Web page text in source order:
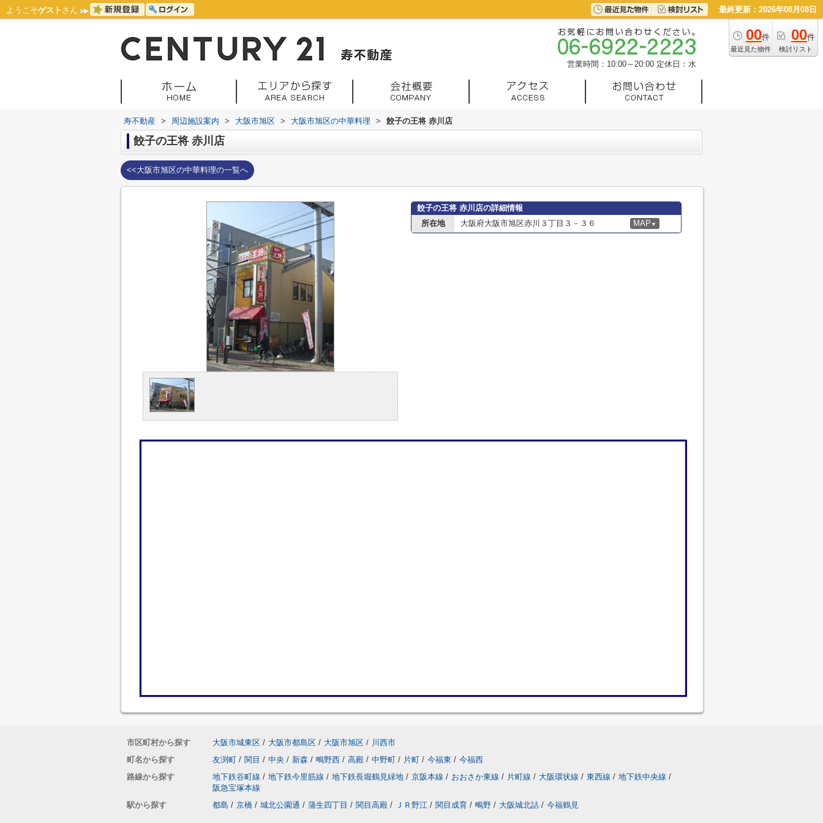
ようこそゲスト さん 最終更新：2026年08月08日
00件
最近見た物件
00件
検討リスト
営業時間：10:00～20:00 定休日：水
寿不動産 > 周辺施設案内 > 大阪市旭区 > 大阪市旭区の中華料理 > 餃子の王将 赤川店
餃子の王将 赤川店
<<大阪市旭区の中華料理の一覧へ
餃子の王将 赤川店の詳細情報
所在地
大阪府大阪市旭区赤川３丁目３－３６ MAP ▼
市区町村から探す 大阪市城東区 / 大阪市都島区 / 大阪市旭区 / 川西市
町名から探す
友渕町 / 関目 / 中央 / 新森 / 鴫野西 / 高殿 / 中野町 / 片町 / 今福東 / 今福西
路線から探す
地下鉄谷町線 / 地下鉄今里筋線 / 地下鉄長堀鶴見緑地 / 京阪本線 / おおさか東線 / 片町線 / 大阪環状線 / 東西線 / 地下鉄中央線 /
阪急宝塚本線
駅から探す
都島 / 京橋 / 城北公園通 / 蒲生四丁目 / 関目高殿 / ＪＲ野江 / 関目成育 / 鴫野 / 大阪城北詰 / 今福鶴見